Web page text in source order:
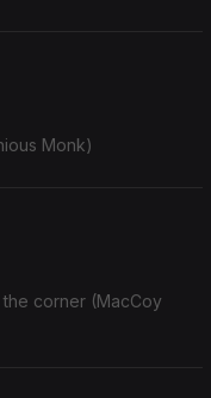
Monk)
corner (MacCoy